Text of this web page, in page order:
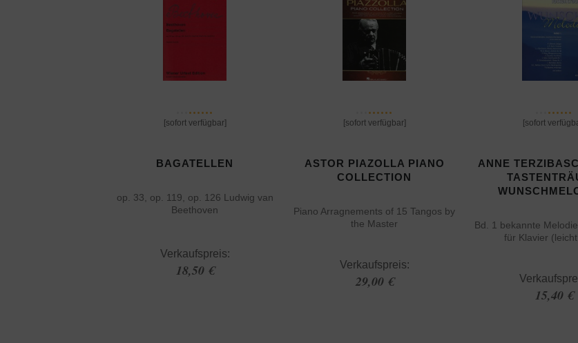
[sofort verfügbar]
BAGATELLEN
op. 33, op. 119, op. 126 Ludwig van
Beethoven
Verkaufspreis:
18,50 €
[sofort verfügbar]
ASTOR PIAZOLLA PIANO
COLLECTION
Piano Arragnements of 15 Tangos by
the Master
Verkaufspreis:
29,00 €
[sofort
ANNE
Bd. 1 bekannte
für Klavier (leicht
15,40 €